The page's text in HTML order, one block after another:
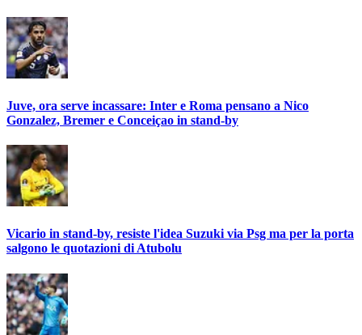
Juve, ora serve incassare: Inter e Roma pensano a Nico
Gonzalez, Bremer e Conceiçao in stand-by
Vicario in stand-by, resiste l'idea Suzuki via Psg ma per la porta
salgono le quotazioni di Atubolu